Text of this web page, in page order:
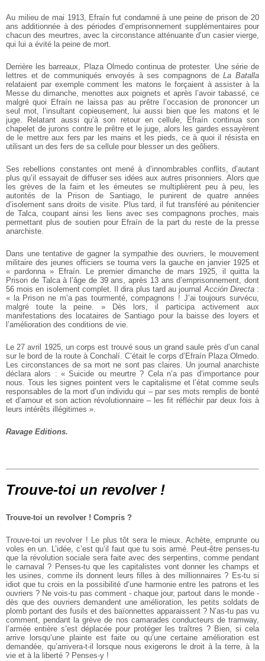
Au milieu de mai 1913, Efraín fut condamné à une peine de prison de 20
ans additionnée à des périodes d’emprisonnement supplémentaires pour
chacun des meurtres, avec la circonstance atténuante d’un casier vierge,
qui lui a évité la peine de mort.
Derrière les barreaux, Plaza Olmedo continua de protester. Une série de
lettres et de communiqués envoyés à ses compagnons deLa Batalla
relataient par exemple comment les matons le forçaient à assister à la
Messe du dimanche, menottes aux poignets et après l’avoir tabassé, ce
malgré quoi Efraín ne laissa pas au prêtre l’occasion de prononcer un
seul mot, l’insultant copieusement, lui aussi bien que les matons et le
juge. Relatant aussi qu’à son retour en cellule, Efraín continua son
chapelet de jurons contre le prêtre et le juge, alors les gardes essayèrent
de le mettre aux fers par les mains et les pieds, ce à quoi il résista en
utilisant un des fers de sa cellule pour blesser un des geôliers.
Ses rebellions constantes ont mené à d’innombrables conflits, d’autant
plus qu’il essayait de diffuser ses idées aux autres prisonniers. Alors que
les grèves de la faim et les émeutes se multiplièrent peu à peu, les
autorités de la Prison de Santiago, le punirent de quatre années
d’isolement sans droits de visite. Plus tard, il fut transféré au pénitencier
de Talca, coupant ainsi les liens avec ses compagnons proches, mais
permettant plus de soutien pour Efraín de la part du reste de la presse
anarchiste.
Dans une tentative de gagner la sympathie des ouvriers, le mouvement
militaire des jeunes officiers se tourna vers la gauche en janvier 1925 et
« pardonna » Efraín. Le premier dimanche de mars 1925, il quitta la
Prison de Talca à l’âge de 39 ans, après 13 ans d’emprisonnement, dont
56 mois en isolement complet. Il dira plus tard au journal Acción Directa:
« la Prison ne m’a pas tourmenté, compagnons ! J’ai toujours survécu,
malgré toute la peine. » Dès lors, il participa activement aux
manifestations des locataires de Santiago pour la baisse des loyers et
l’amélioration des conditions de vie.
Le 27 avril 1925, un corps est trouvé sous un grand saule près d’un canal
sur le bord de la route à Conchalí. C’était le corps d’Efraín Plaza Olmedo.
Les circonstances de sa mort ne sont pas claires. Un journal anarchiste
déclara alors : « Suicide ou meurtre ? Cela n’a pas d’importance pour
nous. Tous les signes pointent vers le capitalisme et l’état comme seuls
responsables de la mort d’un individu qui – par ses mots remplis de bonté
et d’amour et son action révolutionnaire – les fit réfléchir par deux fois à
leurs intérêts illégitimes ».
Ravage Editions.
Trouve-toi un revolver !
Trouve-toi un revolver ! Compris ?
Trouve-toi un revolver ! Le plus tôt sera le mieux. Achète, emprunte ou
voles en un. L’idée, c’est qu’il faut que tu sois armé. Peut-être penses-tu
que la révolution sociale sera faite avec des serpentins, comme pendant
le carnaval ? Penses-tu que les capitalistes vont donner les champs et
les usines, comme ils donnent leurs filles à des millionnaires ? Es-tu si
idiot que tu crois en la possibilité d’une harmonie entre les patrons et les
ouvriers ? Ne vois-tu pas comment - chaque jour, partout dans le monde -
dès que des ouvriers demandent une amélioration, les petits soldats de
plomb portant des fusils et des baïonnettes apparaissent ? N’as-tu pas vu
comment, pendant la grève de nos camarades conducteurs de tramway,
l’armée entière s’est déplacée pour protéger les traîtres ? Bien, si cela
arrive lorsqu’une plainte est faite ou qu’une certaine amélioration est
demandée, qu’arrivera-t-il lorsque nous exigerons le droit à la terre, à la
vie et à la liberté ? Penses-y !